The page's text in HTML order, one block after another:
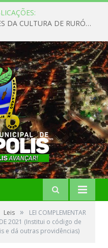
ESCUTA PÚBLICA COM AUTORES DA CULTURA DE RURÓPOLIS
Leis »
LEI COMPLEMENTAR
2021 (Institui o código de
e dá outras providências)